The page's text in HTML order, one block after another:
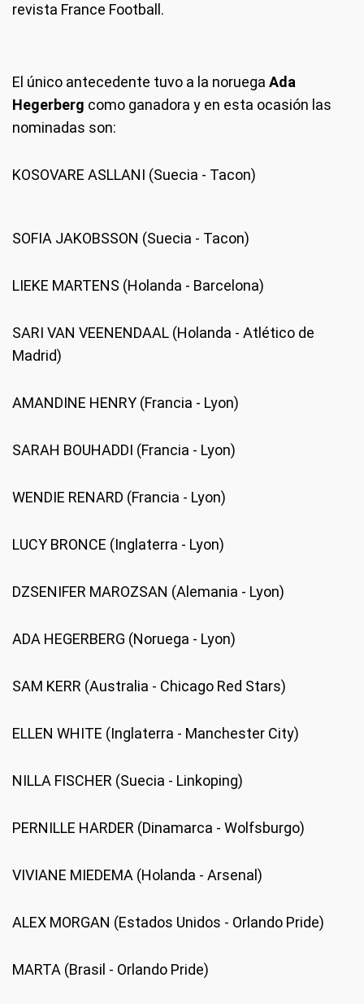
revista France Football.
El único antecedente tuvo a la noruega Ada
Hegerberg como ganadora y en esta ocasión las
nominadas son:
KOSOVARE ASLLANI (Suecia - Tacon)
SOFIA JAKOBSSON (Suecia - Tacon)
LIEKE MARTENS (Holanda - Barcelona)
SARI VAN VEENENDAAL (Holanda - Atlético de
Madrid)
AMANDINE HENRY (Francia - Lyon)
SARAH BOUHADDI (Francia - Lyon)
WENDIE RENARD (Francia - Lyon)
LUCY BRONCE (Inglaterra - Lyon)
DZSENIFER MAROZSAN (Alemania - Lyon)
ADA HEGERBERG (Noruega - Lyon)
SAM KERR (Australia - Chicago Red Stars)
ELLEN WHITE (Inglaterra - Manchester City)
NILLA FISCHER (Suecia - Linkoping)
PERNILLE HARDER (Dinamarca - Wolfsburgo)
VIVIANE MIEDEMA (Holanda - Arsenal)
ALEX MORGAN (Estados Unidos - Orlando Pride)
MARTA (Brasil - Orlando Pride)